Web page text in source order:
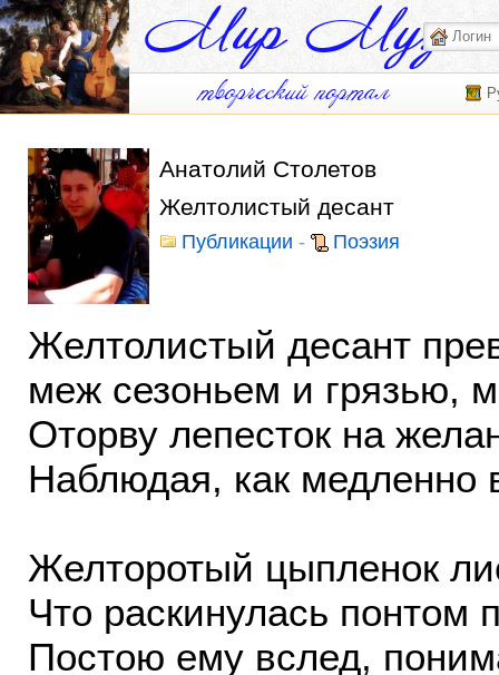
Анатолий Столетов
Желтолистый десант
Публикации - Поэзия
Желтолистый десант
меж сезоньем и грязью,
Оторву лепесток на
Наблюдая, как
Желторотый цыпленок
Что раскинулась понтом
Постою ему вслед,